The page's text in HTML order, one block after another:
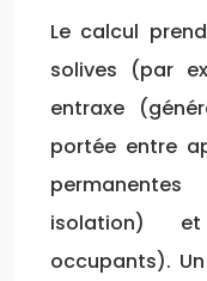
Le calcul
solives (par
entraxe
portée entre
permanentes
isolation) et
occupants).